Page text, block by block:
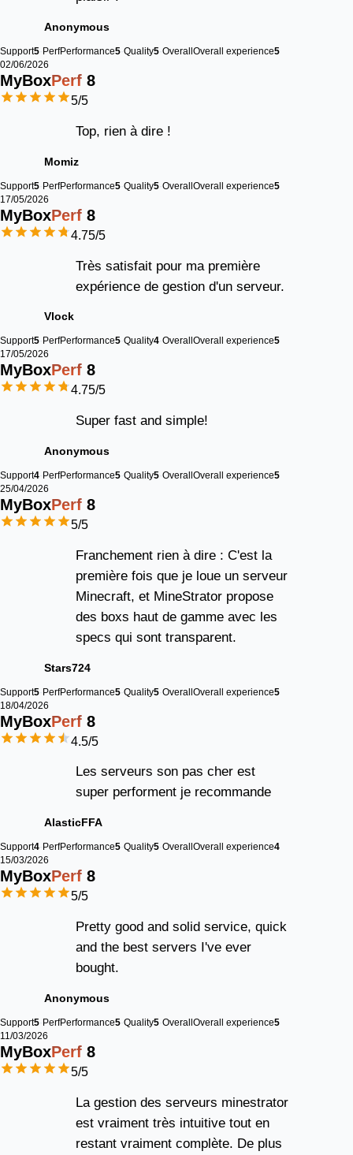
Anonymous
Support5 PerfPerformance5 Quality5 Overall Overall experience5
02/06/2026
MyBoxPerf 8
5/5
Top, rien à dire !
Momiz
Support5 PerfPerformance5 Quality5 OverallOverall experience5
17/05/2026
MyBoxPerf 8
4.75/5
Très satisfait pour ma première
expérience de gestion d'un serveur.
Vlock
Support5 PerfPerformance5 Quality4 Overall Overall experience5
17/05/2026
MyBoxPerf 8
4.75/5
Super fast and simple!
Anonymous
Support4 PerfPerformance5 Quality5 Overall Overall experience5
25/04/2026
MyBoxPerf 8
5/5
Franchement rien à dire : C'est la
première fois que je loue un serveur
Minecraft, et MineStrator propose
des boxs haut de gamme avec les
specs qui sont transparent.
Stars724
Support5 PerfPerformance5 Quality5 OverallOverall experience5
18/04/2026
MyBoxPerf 8
4.5/5
Les serveurs son pas cher est
super performent je recommande
AlasticFFA
Support4 PerfPerformance5 Quality5 Overall Overall experience4
15/03/2026
MyBoxPerf 8
5/5
Pretty good and solid service, quick
and the best servers I've ever
bought.
Anonymous
Support5 PerfPerformance5 Quality5 OverallOverall experience5
11/03/2026
MyBoxPerf 8
5/5
La gestion des serveurs minestrator
est vraiment très intuitive tout en
restant vraiment complète. De plus